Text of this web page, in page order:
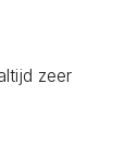
zeer